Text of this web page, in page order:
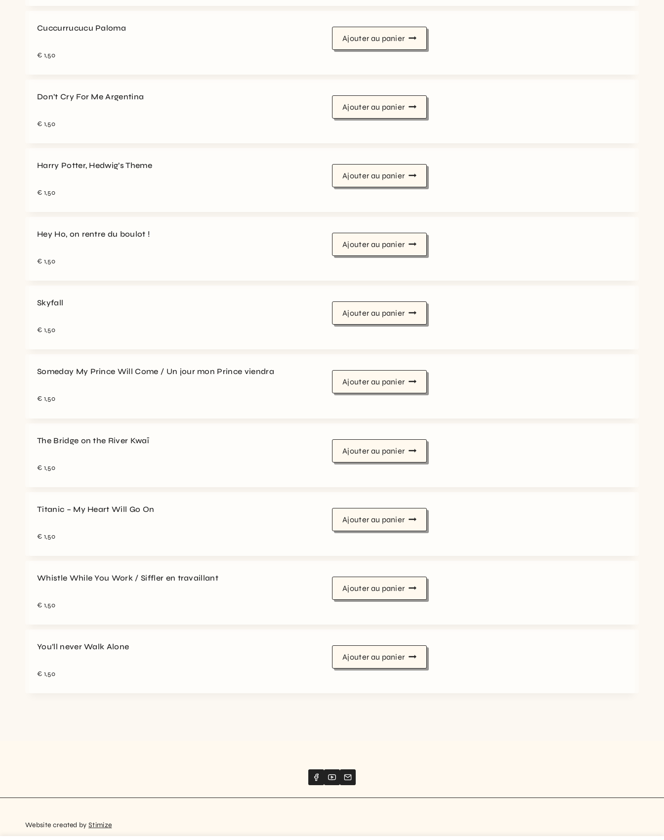
Cuccurrucucu Paloma
€ 1,50
Ajouter au panier
Don’t Cry For Me Argentina
€ 1,50
Ajouter au panier
Harry Potter, Hedwig’s Theme
€ 1,50
Ajouter au panier
Hey Ho, on rentre du boulot !
€ 1,50
Ajouter au panier
Skyfall
€ 1,50
Ajouter au panier
Someday My Prince Will Come / Un jour mon Prince viendra
€ 1,50
Ajouter au panier
The Bridge on the River Kwaï
€ 1,50
Ajouter au panier
Titanic – My Heart Will Go On
€ 1,50
Ajouter au panier
Whistle While You Work / Siffler en travaillant
€ 1,50
Ajouter au panier
You’ll never Walk Alone
€ 1,50
Ajouter au panier
Website created byStimize